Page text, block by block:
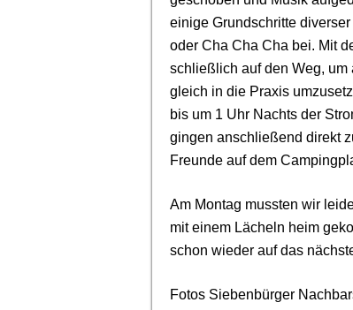
einige Grundschritte
oder Cha Cha Cha bei. Mit
schließlich auf den Weg, um
gleich in die Praxis
bis um 1 Uhr Nachts der
gingen anschließend direkt
Freunde auf dem
Am Montag mussten wir
mit einem Lächeln heim
schon wieder auf das
Fotos Siebenbürger